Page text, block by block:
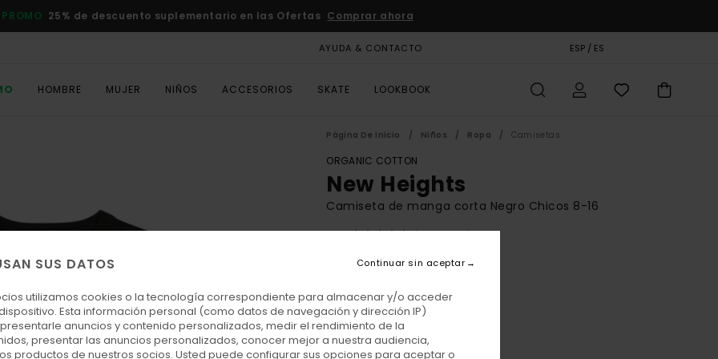
PROMO 25% de descuento suplementario en las Ofertas Comprar ahora
AYUDA & CONTACTO ESP / ES
HOMBRE MUJER NIÑOS ACCESORIOS SKATE LOOKBOOK
Página De Inicio Niños Ropa Camisetas
ORGANIC COTTON
New Heights
Camiseta de manga corta Negro Chicos 8-16
5.0
ECO-BONUS
11,25 €
OFERTAS
DOBLE PROMO -25% EXTRA
SUS DATOS
utilizamos cookies o la tecnología correspondiente para almacenar y/o acceder
Esta información personal (como datos de navegación y dirección IP)
anuncios y contenido personalizados, medir el rendimiento de la
presentar las anuncios personalizados, conocer mejor a nuestra audiencia,
productos de nuestros socios. Usted puede configurar sus opciones para aceptar o
Continuar sin aceptar